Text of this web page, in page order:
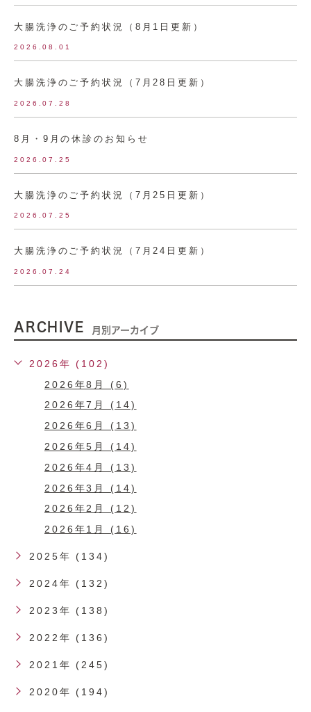
大腸洗浄のご予約状況（8月1日更新）
2026.08.01
大腸洗浄のご予約状況（7月28日更新）
2026.07.28
8月・9月の休診のお知らせ
2026.07.25
大腸洗浄のご予約状況（7月25日更新）
2026.07.25
大腸洗浄のご予約状況（7月24日更新）
2026.07.24
ARCHIVE 月別アーカイブ
2026年 (102)
2026年8月 (6)
2026年7月 (14)
2026年6月 (13)
2026年5月 (14)
2026年4月 (13)
2026年3月 (14)
2026年2月 (12)
2026年1月 (16)
2025年 (134)
2024年 (132)
2023年 (138)
2022年 (136)
2021年 (245)
2020年 (194)